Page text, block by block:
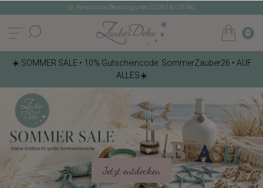
Persönliche Beratung unter: 02261-8175180
0
☀️ SOMMER SALE • 10% Gutscheincode: SommerZauber26 • AUF
ALLES☀️
Jetzt entdecken